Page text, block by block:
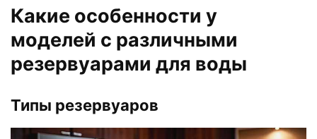
Какие особенности у
моделей с различными
резервуарами для воды
Типы резервуаров